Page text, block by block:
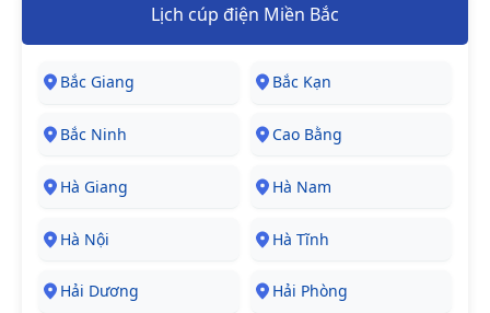
Lịch cúp điện Miền Bắc
Bắc Giang Bắc Kạn
Bắc Ninh Cao Bằng
Hà Giang Hà Nam
Hà Nội Hà Tĩnh
Hải Dương Hải Phòng